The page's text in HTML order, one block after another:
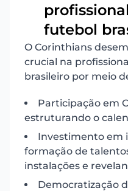
futebol
O Corinthians
crucial na
brasileiro por meio
Participação em
estruturando o
Investimento em
formação de
instalações e
Democratização